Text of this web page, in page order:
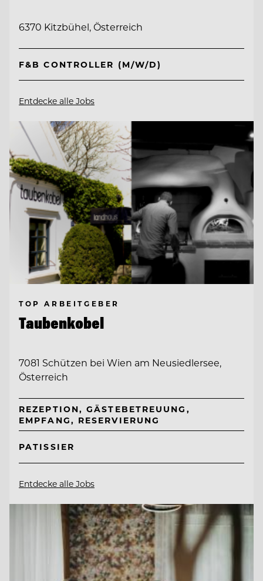
6370 Kitzbühel, Österreich
F&B CONTROLLER (M/W/D)
Entdecke alle Jobs
TOP ARBEITGEBER
Taubenkobel
7081 Schützen bei Wien am Neusiedlersee,
Österreich
REZEPTION, GÄSTEBETREUUNG,
EMPFANG, RESERVIERUNG
PATISSIER
Entdecke alle Jobs